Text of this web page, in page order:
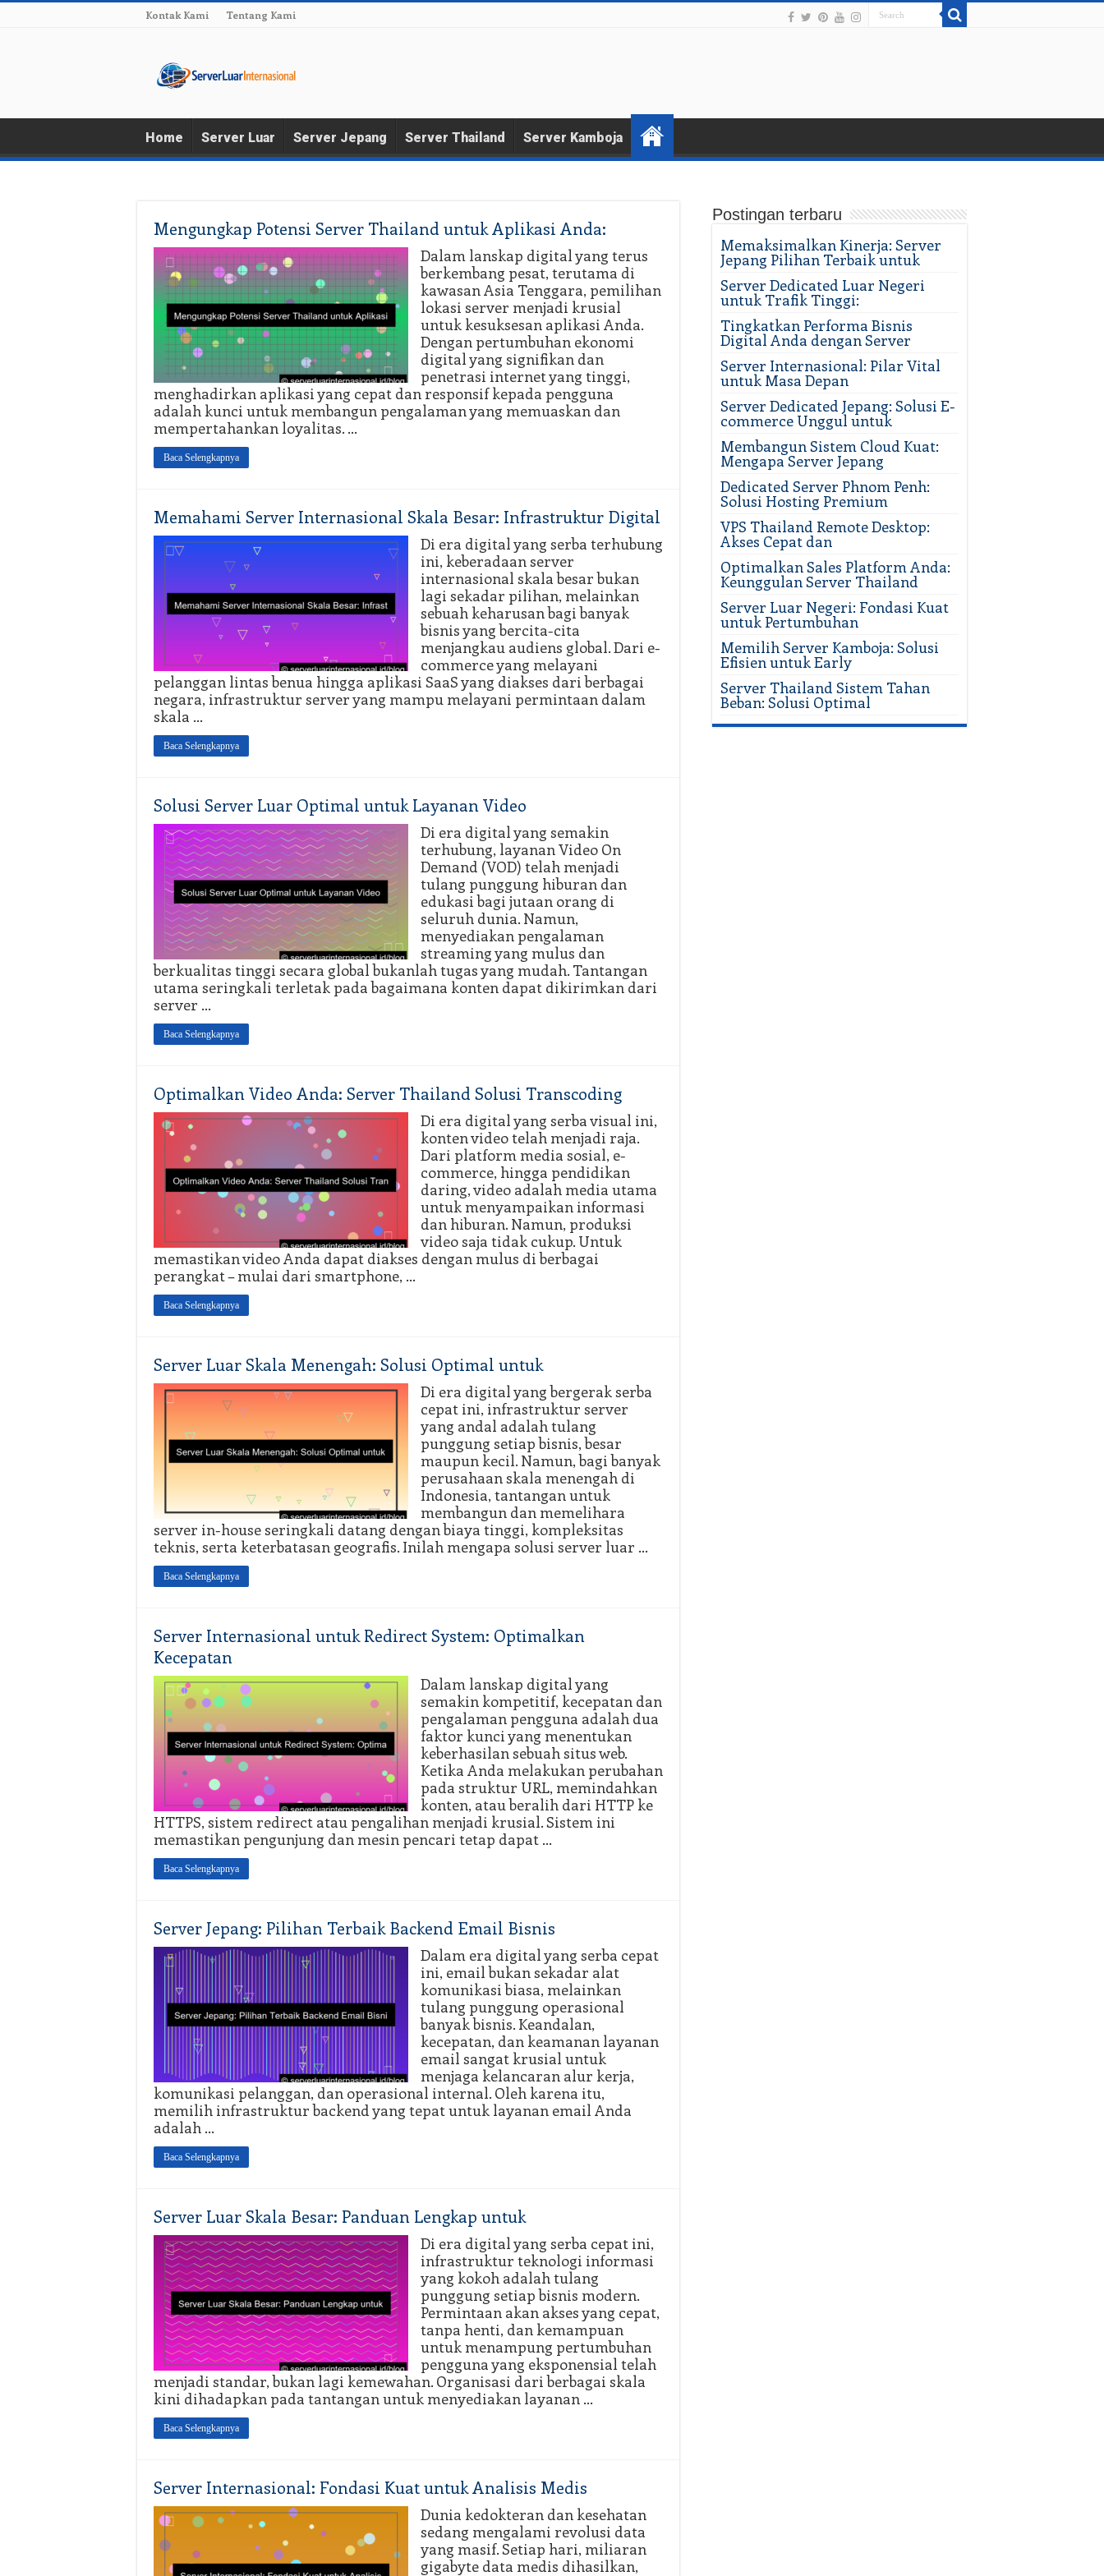
Kontak Kami Tentang Kami
Home Server Luar Server Jepang Server Thailand Server Kamboja
Mengungkap Potensi Server Thailand untuk Aplikasi Anda:
Dalam lanskap digital yang terus
berkembang pesat, terutama di
kawasan Asia Tenggara, pemilihan
lokasi server menjadi krusial
untuk kesuksesan aplikasi Anda.
Dengan pertumbuhan ekonomi
digital yang signifikan dan
penetrasi internet yang tinggi,
menghadirkan aplikasi yang cepat dan responsif kepada pengguna
adalah kunci untuk membangun pengalaman yang memuaskan dan
mempertahankan loyalitas. …
Baca Selengkapnya
Memahami Server Internasional Skala Besar: Infrastruktur Digital
Di era digital yang serba terhubung
ini, keberadaan server
internasional skala besar bukan
lagi sekadar pilihan, melainkan
sebuah keharusan bagi banyak
bisnis yang bercita-cita
menjangkau audiens global. Dari e-
commerce yang melayani
pelanggan lintas benua hingga aplikasi SaaS yang diakses dari berbagai
negara, infrastruktur server yang mampu melayani permintaan dalam
skala …
Baca Selengkapnya
Solusi Server Luar Optimal untuk Layanan Video
Di era digital yang semakin
terhubung, layanan Video On
Demand (VOD) telah menjadi
tulang punggung hiburan dan
edukasi bagi jutaan orang di
seluruh dunia. Namun,
menyediakan pengalaman
streaming yang mulus dan
berkualitas tinggi secara global bukanlah tugas yang mudah. Tantangan
utama seringkali terletak pada bagaimana konten dapat dikirimkan dari
server …
Baca Selengkapnya
Optimalkan Video Anda: Server Thailand Solusi Transcoding
Di era digital yang serba visual ini,
konten video telah menjadi raja.
Dari platform media sosial, e-
commerce, hingga pendidikan
daring, video adalah media utama
untuk menyampaikan informasi
dan hiburan. Namun, produksi
video saja tidak cukup. Untuk
memastikan video Anda dapat diakses dengan mulus di berbagai
perangkat – mulai dari smartphone, …
Baca Selengkapnya
Server Luar Skala Menengah: Solusi Optimal untuk
Di era digital yang bergerak serba
cepat ini, infrastruktur server
yang andal adalah tulang
punggung setiap bisnis, besar
maupun kecil. Namun, bagi banyak
perusahaan skala menengah di
Indonesia, tantangan untuk
membangun dan memelihara
server in-house seringkali datang dengan biaya tinggi, kompleksitas
teknis, serta keterbatasan geografis. Inilah mengapa solusi server luar …
Baca Selengkapnya
Server Internasional untuk Redirect System: Optimalkan
Kecepatan
Dalam lanskap digital yang
semakin kompetitif, kecepatan dan
pengalaman pengguna adalah dua
faktor kunci yang menentukan
keberhasilan sebuah situs web.
Ketika Anda melakukan perubahan
pada struktur URL, memindahkan
konten, atau beralih dari HTTP ke
HTTPS, sistem redirect atau pengalihan menjadi krusial. Sistem ini
memastikan pengunjung dan mesin pencari tetap dapat …
Baca Selengkapnya
Server Jepang: Pilihan Terbaik Backend Email Bisnis
Dalam era digital yang serba cepat
ini, email bukan sekadar alat
komunikasi biasa, melainkan
tulang punggung operasional
banyak bisnis. Keandalan,
kecepatan, dan keamanan layanan
email sangat krusial untuk
menjaga kelancaran alur kerja,
komunikasi pelanggan, dan operasional internal. Oleh karena itu,
memilih infrastruktur backend yang tepat untuk layanan email Anda
adalah …
Baca Selengkapnya
Server Luar Skala Besar: Panduan Lengkap untuk
Di era digital yang serba cepat ini,
infrastruktur teknologi informasi
yang kokoh adalah tulang
punggung setiap bisnis modern.
Permintaan akan akses yang cepat,
tanpa henti, dan kemampuan
untuk menampung pertumbuhan
pengguna yang eksponensial telah
menjadi standar, bukan lagi kemewahan. Organisasi dari berbagai skala
kini dihadapkan pada tantangan untuk menyediakan layanan …
Baca Selengkapnya
Server Internasional: Fondasi Kuat untuk Analisis Medis
Dunia kedokteran dan kesehatan
sedang mengalami revolusi data
yang masif. Setiap hari, miliaran
gigabyte data medis dihasilkan,
Postingan terbaru
Memaksimalkan Kinerja: Server
Jepang Pilihan Terbaik untuk
Server Dedicated Luar Negeri
untuk Trafik Tinggi:
Tingkatkan Performa Bisnis
Digital Anda dengan Server
Server Internasional: Pilar Vital
untuk Masa Depan
Server Dedicated Jepang: Solusi E-
commerce Unggul untuk
Membangun Sistem Cloud Kuat:
Mengapa Server Jepang
Dedicated Server Phnom Penh:
Solusi Hosting Premium
VPS Thailand Remote Desktop:
Akses Cepat dan
Optimalkan Sales Platform Anda:
Keunggulan Server Thailand
Server Luar Negeri: Fondasi Kuat
untuk Pertumbuhan
Memilih Server Kamboja: Solusi
Efisien untuk Early
Server Thailand Sistem Tahan
Beban: Solusi Optimal